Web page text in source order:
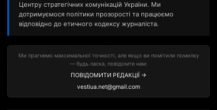
Центру стратегічних комунікацій України. Ми
дотримуємося політики прозорості та працюємо
відповідно до етичного кодексу журналіста.
Ми прагнемо максимальної точності, але якщо ви помітили помилку
— будь ласка, повідомте нам:
ПОВІДОМИТИ РЕДАКЦІЇ →
vestiua.net@gmail.com